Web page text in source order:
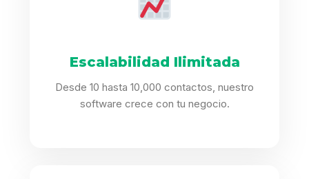
Escalabilidad Ilimitada
Desde 10 hasta 10,000 contactos, nuestro
software crece con tu negocio.